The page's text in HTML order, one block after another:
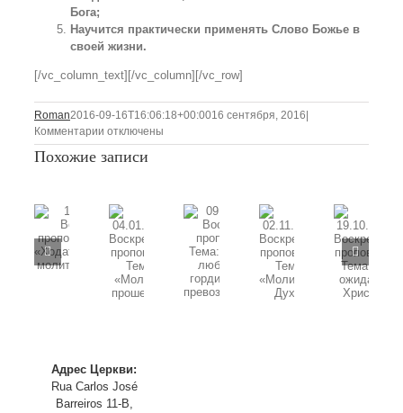
Бога;
Научится практически применять Слово Божье в
своей жизни.
[/vc_column_text][/vc_column][/vc_row]
Roman2016-09-16T16:06:18+00:0016 сентября, 2016
Комментарии к
записи
18.09.2016
«Водное
крещение
—
благословение
Бога»
отключены
Похожие записи
11.01.2026
Воскресная
проповедь,
04.01.2026
Воскресная
проповедь,
09.11.2025
Воскресная
проповедь,
«Божья
любовь
02.11.2025
Воскресная
проповедь,
19.10.2025
Воскресная
проповедь,
Адрес Церкви:
Rua Carlos José
Barreiros 11-B,